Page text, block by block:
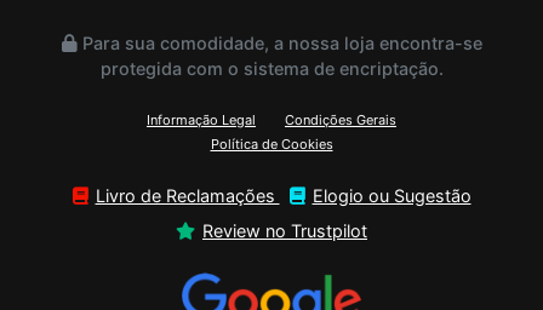
Para sua comodidade, a nossa loja encontra-se
protegida com o sistema de encriptação.
Informação Legal
Condições Gerais
Política de Cookies
Livro de Reclamações
Elogio ou Sugestão
Review no Trustpilot